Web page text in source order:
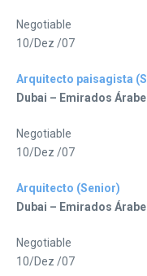
Negotiable
10/Dez /07
Arquitecto paisagista
Dubai – Emirados
Negotiable
10/Dez /07
Arquitecto (Senior)
Dubai – Emirados
Negotiable
10/Dez /07